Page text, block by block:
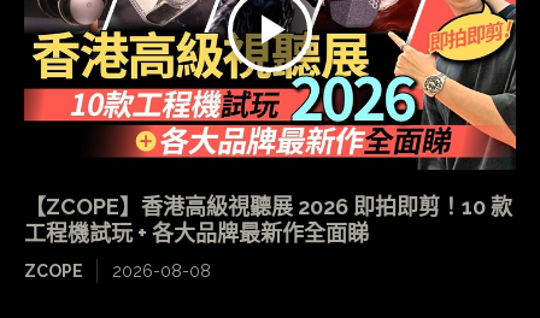
【ZCOPE】香港高級視聽展 2026 即拍即剪！10 款
工程機試玩 + 各大品牌最新作全面睇
ZCOPE 2026-08-08